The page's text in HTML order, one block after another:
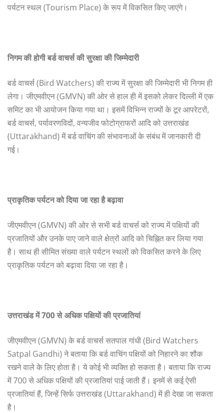
पर्यटन स्थल (Tourism Place) के रूप में विकसित किए जाएंगे।
निगमकीहोगीबर्डवाचर्सकीसुरक्षाकीजिम्मेदारी
बर्ड वाचर्स (Bird Watchers) की राज्य में सुरक्षा की जिम्मेदारी भी निगम ही
लेगा। जीएमवीएन (GMVN) की ओर से हाल ही में इसको लेकर दिल्ली में एक
समिट का भी आयोजन किया गया था। इसमें विभिन्न राज्यों के टूर आपरेटरों,
बर्ड वाचर्स, पर्यावरणविदों, वन्यजीव फोटोग्राफरों आदि को उत्तराखंड
(Uttarakhand) में बर्ड वाचिंग की संभावनाओं के संबंध में जानकारी दी
गई।
प्राकृतिकपर्यटनकोदियाजारहाहैबढ़ावा
जीएमवीएन (GMVN) की ओर से सभी बर्ड वाचर्स को राज्य में पक्षियों की
प्रजातियों और उनके पाए जाने वाले क्षेत्रों आदि को चिह्नित कर लिया गया
है। साथ ही सीमित संख्या वाले पर्यटन स्थलों को विकसित करने के लिए
प्राकृतिक पर्यटन को बढ़ावा दिया जा रहा है।
उत्तराखंडमें 700सेअधिकपक्षियोंकीप्रजातियां
जीएमवीएन (GMVN) के बर्ड वाचर्स सतपाल गांधी (Bird Watchers
Satpal Gandhi) ने बताया कि बर्ड वाचिंग पक्षियों को निहारने का शौक
रखने वाले के लिए होता है। ये कोई भी व्यक्ति हो सकता है। बताया कि राज्य
में 700 से अधिक पक्षियों की प्रजातियां पाई जाती हैं। इनमें से कई ऐसी
प्रजातियां हैं, जिन्हें सिर्फ उत्तराखंड (Uttarakhand) में ही देखा जा सकता
है।